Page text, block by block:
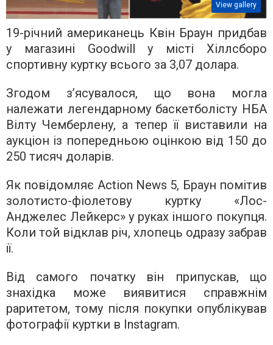
View gallery
19-річний американець Квін Браун придбав
у магазині Goodwill у місті Хіллсборо
спортивну куртку всього за 3,07 долара.
Згодом з’ясувалося, що вона могла
належати легендарному баскетболісту НБА
Вілту Чемберлену, а тепер її виставили на
аукціон із попередньою оцінкою від 150 до
250 тисяч доларів.
Як повідомляє Action News 5, Браун помітив
золотисто-фіолетову куртку «Лос-
Анджелес Лейкерс» у руках іншого покупця.
Коли той відклав річ, хлопець одразу забрав
її.
Від самого початку він припускав, що
знахідка може виявитися справжнім
раритетом, тому після покупки опублікував
фотографії куртки в Instagram.